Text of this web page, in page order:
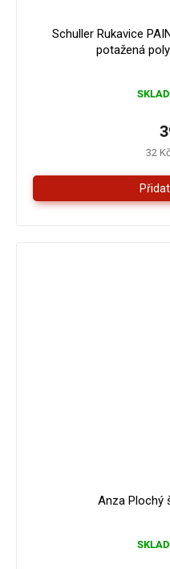
Schuller Rukavice
potažená
32
Anza Plochý